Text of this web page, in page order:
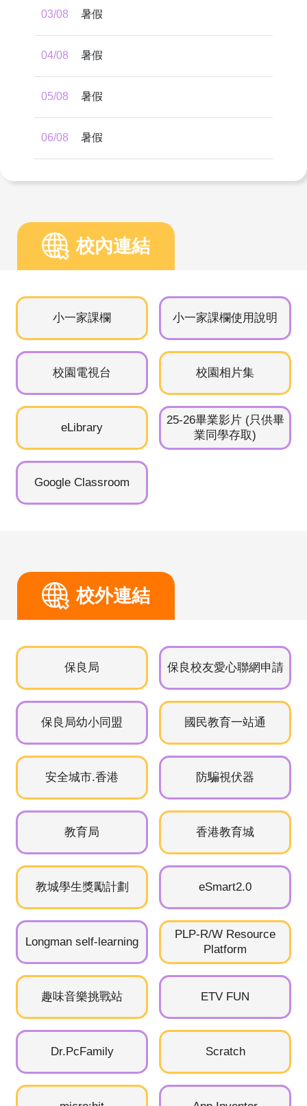
03/08 暑假
04/08 暑假
05/08 暑假
06/08 暑假
07/08 暑假
08/08 暑假
09/08
10/08 暑假
11/08 暑假
13/08 暑假
14/08 暑假
15/08 暑假
17/08 暑假
19/08 暑假
20/08
21/08 暑假
22/08 暑假
23/08 暑假
25/08 暑假
26/08 暑假
27/08 暑假
29/08 暑假
校內連結
小一家課欄 小一家課欄使用說明
校園電視台 校園相片集
eLibrary
25-26畢業影片 (只供畢
業同學存取)
Google Classroom
校外連結
保良局 保良校友愛心聯網申請
保良局幼小同盟 國民教育一站通
安全城市.香港 防騙視伏器
教育局 香港教育城
教城學生獎勵計劃 eSmart2.0
Longman self-learning
PLP-R/W Resource
Platform
趣味音樂挑戰站 ETV FUN
Dr.PcFamily Scratch